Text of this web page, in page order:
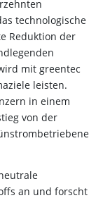
technologische
Reduktion der
mit greentec
leisten.
in einem
von der
an und forscht